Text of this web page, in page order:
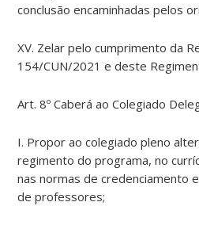
conclusão encaminhadas pelos
XV. Zelar pelo cumprimento da
154/CUN/2021 e deste
Art. 8º Caberá ao Colegiado
I. Propor ao colegiado pleno
regimento do programa, no
nas normas de credenciamento
de professores;